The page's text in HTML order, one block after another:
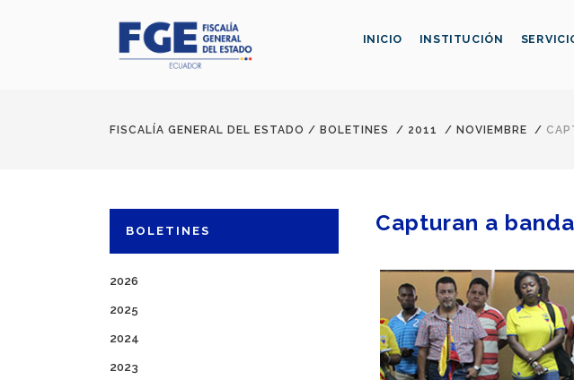
INICIO INSTITUCIÓN
FISCALÍA GENERAL DEL ESTADO / BOLETINES / 2011 / NOVIEMBRE /
BOLETINES
2026
2025
2024
2023
Capturan a